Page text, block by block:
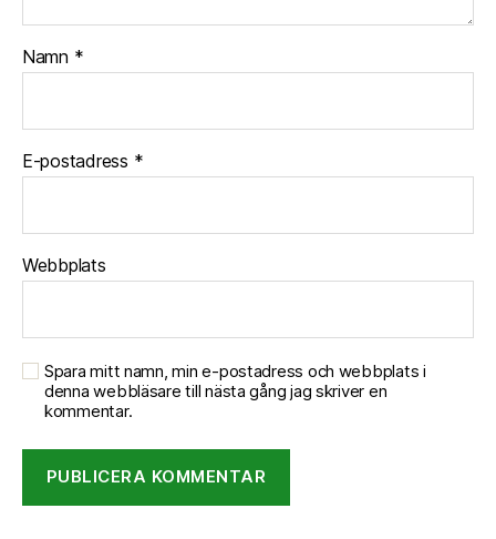
Namn *
E-postadress *
Webbplats
Spara mitt namn, min e-postadress och webbplats i
denna webbläsare till nästa gång jag skriver en
kommentar.